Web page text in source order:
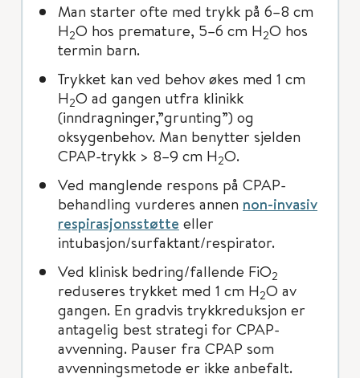
Man starter ofte med trykk på 6–8 cm
H2O hos premature, 5–6 cm H2O hos
termin barn.
Trykket kan ved behov økes med 1 cm
H2O ad gangen utfra klinikk
(inndragninger,”grunting”) og
oksygenbehov. Man benytter sjelden
CPAP-trykk > 8–9 cm H2O.
Ved manglende respons på CPAP-
behandling vurderes annen non-invasiv
respirasjonsstøtte eller
intubasjon/surfaktant/respirator.
Ved klinisk bedring/fallende FiO2
reduseres trykket med 1 cm H2O av
gangen. En gradvis trykkreduksjon er
antagelig best strategi for CPAP-
avvenning. Pauser fra CPAP som
avvenningsmetode er ikke anbefalt.